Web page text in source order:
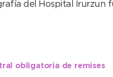
del Hospital
obligatoria de remises